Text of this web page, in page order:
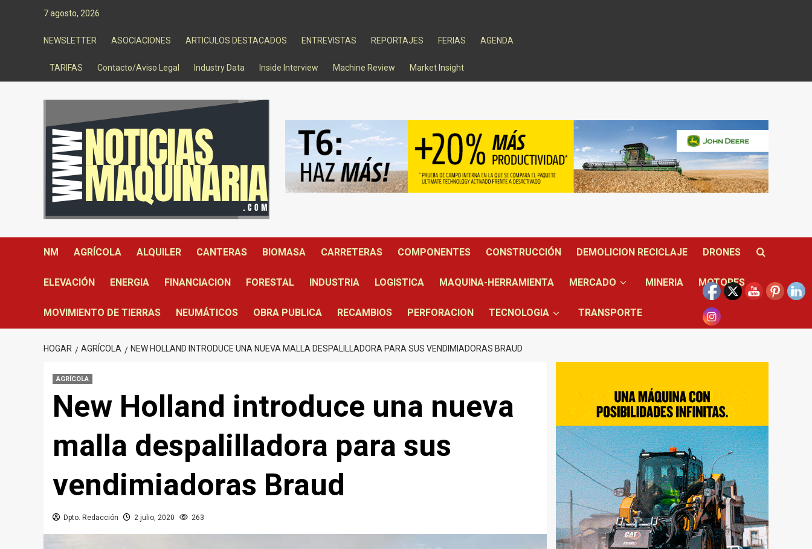
7 agosto, 2026
NEWSLETTER ASOCIACIONES ARTICULOS DESTACADOS ENTREVISTAS REPORTAJES FERIAS AGENDA
TARIFAS Contacto/Aviso Legal Industry Data Inside Interview Machine Review Market Insight
NM AGRÍCOLA ALQUILER CANTERAS BIOMASA CARRETERAS COMPONENTES CONSTRUCCIÓN DEMOLICION RECICLAJE DRONES
ELEVACIÓN ENERGIA FINANCIACION FORESTAL INDUSTRIA LOGISTICA MAQUINA-HERRAMIENTA MERCADO MINERIA MOTORES
MOVIMIENTO DE TIERRAS NEUMÁTICOS OBRA PUBLICA RECAMBIOS PERFORACION TECNOLOGIA TRANSPORTE
HOGAR AGRÍCOLA NEW HOLLAND INTRODUCE UNA NUEVA MALLA DESPALILLADORA PARA SUS VENDIMIADORAS BRAUD
AGRÍCOLA
New Holland introduce una nueva
malla despalilladora para sus
vendimiadoras Braud
Dpto. Redacción 2 julio, 2020 263